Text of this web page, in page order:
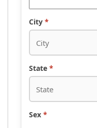
City *
State *
Sex *